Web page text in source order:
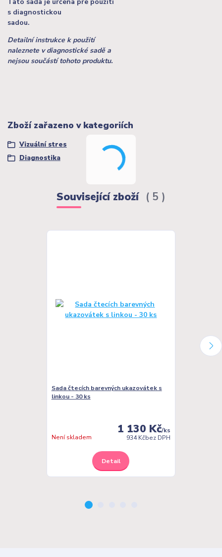
s diagnostickou
sadou.
Detailní instrukce k použití
naleznete v diagnostické sadě a
nejsou součástí tohoto produktu.
Zboží zařazeno v kategoriích
Vizuální stres
Diagnostika
Související zboží 5
Sada čtecích barevných ukazovátek s
linkou - 30 ks
1 130 Kč/ks
934 Kčbez DPH
Není skladem
Detail